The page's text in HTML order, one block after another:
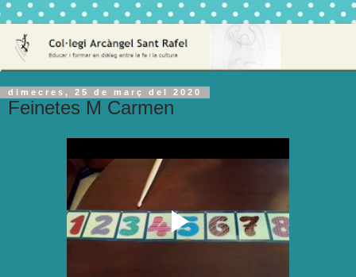
dimecres, 25 de març del 2020
Feinetes M Carmen